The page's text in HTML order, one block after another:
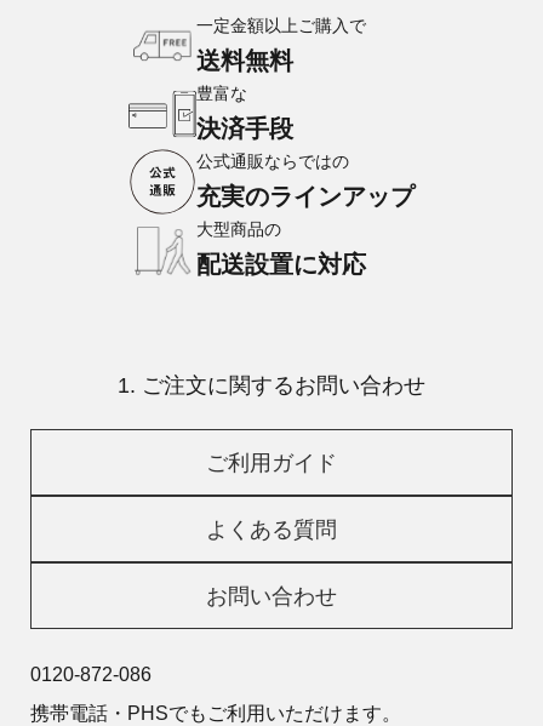
一定金額以上ご購入で
送料無料
豊富な
決済手段
公式通販ならではの
充実のラインアップ
大型商品の
配送設置に対応
1. ご注文に関するお問い合わせ
ご利用ガイド
よくある質問
お問い合わせ
0120-872-086
携帯電話・PHSでもご利用いただけます。